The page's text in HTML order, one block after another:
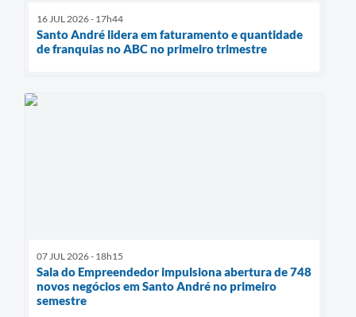
16 JUL 2026 - 17h44
Santo André lidera em faturamento e quantidade
de franquias no ABC no primeiro trimestre
07 JUL 2026 - 18h15
Sala do Empreendedor impulsiona abertura de 748
novos negócios em Santo André no primeiro
semestre